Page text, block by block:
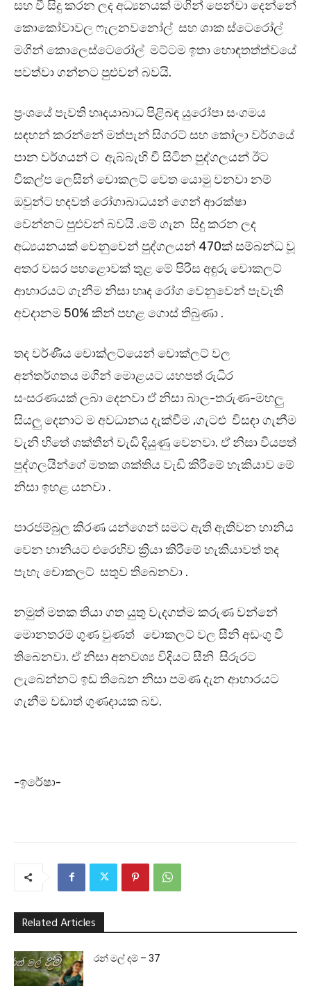
සහ වී සිදු කරන ලද අධ්‍යනයක් මගින් පෙන්වා දෙන්නේ
කොකෝවාවල ෆැලනවනෝල් සහ ශාක ස්ටෙරෝල්
මගින් කොලෙස්ටෙරෝල් මට්ටම ඉතා හොඳතත්ත්වයේ
පවත්වා ගන්නට පුළුවන් බවයි.
ප්‍රංශයේ පැවති හෘදයාබාධ පිළිබඳ යුරෝපා සංගමය
සඳහන් කරන්නේ මත්පැන් සිගරට් සහ කෝලා වර්ගයේ
පාන වර්ගයන් ට ඇබ්බැහි වී සිටින පුද්ගලයන් ඊට
විකල්ප ලෙසින් චොකලට් වෙත යොමු වනවා නම්
ඔවුන්ට හදවත් රෝගාබාධයන් ගෙන් ආරක්ෂා
වෙන්නට පුළුවන් බවයි .මේ ගැන සිදු කරන ලද
අධ්‍යයනයක් වෙනුවෙන් පුද්ගලයන් 470ක් සම්බන්ධ වූ
අතර වසර පහළොවක් තුළ මේ පිරිස අඳුරු චොකලට්
ආහාරයට ගැනීම නිසා හෘද රෝග වෙනුවෙන් පැවැති
අවදානම 50% කින් පහළ ගොස් තිබුණා .
තද වර්ණීය චොක්ලට්යෙන් චොක්ලට් වල
අන්තර්ගතය මගින් මොළයට යහපත් රුධිර
සංසරණයක් ලබා දෙනවා ඒ නිසා බාල-තරුණ-මහලු
සියලු දෙනාට ම අවධානය දැක්වීම ,ගැටළු විසඳා ගැනීම
වැනි හිතේ ශක්තීන් වැඩි දියුණු වෙනවා. ඒ නිසා වියපත්
පුද්ගලයින්ගේ මතක ශක්තිය වැඩි කිරීමේ හැකියාව මේ
නිසා ඉහළ යනවා .
පාරජම්බුල කිරණ යන්ගෙන් සමට ඇති ඇතිවන හානිය
වෙන හානියට එරෙහිව ක්‍රියා කිරීමේ හැකියාවත් තද
පැහැ චොකලට් සතුව තිබෙනවා .
නමුත් මතක තියා ගත යුතු වැදගත්ම කරුණ වන්නේ
මොනතරම් ගුණ වුණත් චොකලට් වල සීනි අඩංගු වී
තිබෙනවා. ඒ නිසා අනවශ්‍ය විදියට සීනි සිරුරට
ලැබෙන්නට ඉඩ තිබෙන නිසා පමණ දැන ආහාරයට
ගැනීම වඩාත් ගුණදායක බව.
-ඉරේෂා-
Related Articles
රන් මල් දම් – 37